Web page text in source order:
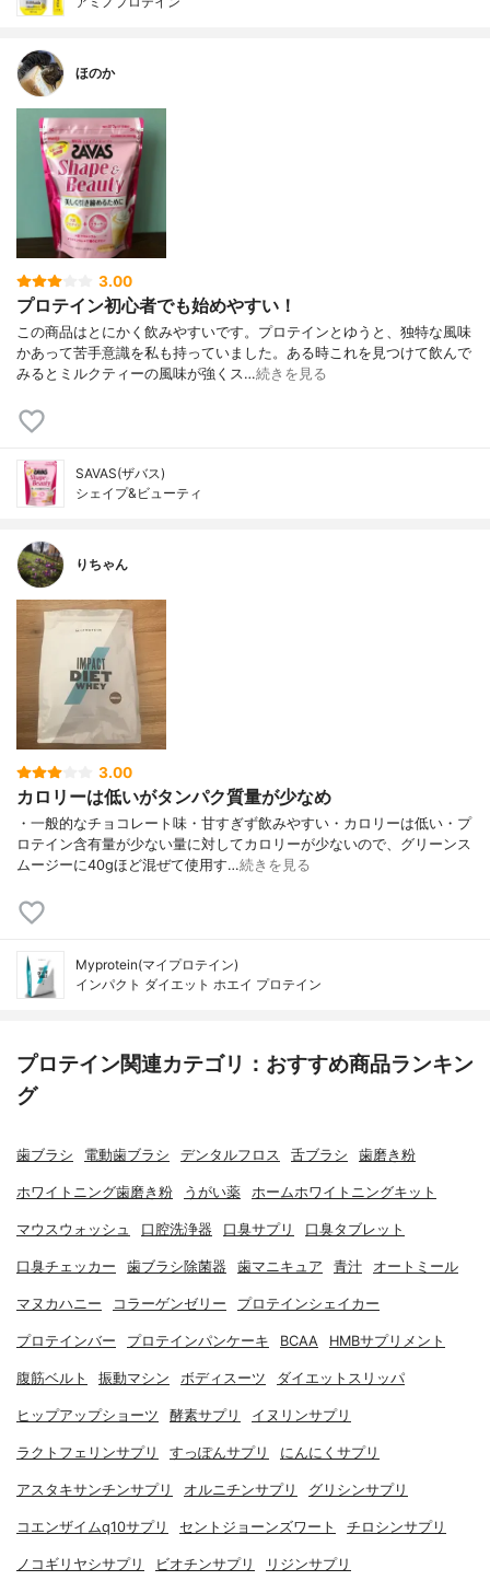
ほのか
3.00
プロテイン初心者でも始めやすい！
この商品はとにかく飲みやすいです。プロテインとゆうと、独特な風味
かあって苦手意識を私も持っていました。ある時これを見つけて飲んで
みるとミルクティーの風味が強くス…続きを見る
SAVAS(ザバス)
シェイプ&ビューティ
りちゃん
3.00
カロリーは低いがタンパク質量が少なめ
・一般的なチョコレート味・甘すぎず飲みやすい・カロリーは低い・プ
ロテイン含有量が少ない量に対してカロリーが少ないので、グリーンス
ムージーに40gほど混ぜて使用す…続きを見る
Myprotein(マイプロテイン)
インパクト ダイエット ホエイ プロテイン
プロテイン関連カテゴリ：おすすめ商品ランキン
グ
歯ブラシ 電動歯ブラシ デンタルフロス 舌ブラシ 歯磨き粉
ホワイトニング歯磨き粉 うがい薬 ホームホワイトニングキット
マウスウォッシュ 口腔洗浄器 口臭サプリ 口臭タブレット
口臭チェッカー 歯ブラシ除菌器 歯マニキュア 青汁 オートミール
マヌカハニー コラーゲンゼリー プロテインシェイカー
プロテインバー プロテインパンケーキ BCAA HMBサプリメント
腹筋ベルト 振動マシン ボディスーツ ダイエットスリッパ
ヒップアップショーツ 酵素サプリ イヌリンサプリ
ラクトフェリンサプリ すっぽんサプリ にんにくサプリ
アスタキサンチンサプリ オルニチンサプリ グリシンサプリ
コエンザイムq10サプリ セントジョーンズワート チロシンサプリ
ノコギリヤシサプリ ビオチンサプリ リジンサプリ